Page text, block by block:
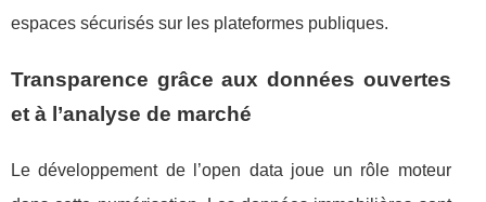
espaces sécurisés sur les plateformes publiques.
Transparence grâce aux données ouvertes
et à l’analyse de marché
Le développement de l’open data joue un rôle moteur